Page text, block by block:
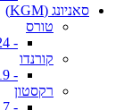
סאניונג (KGM)
טורס
- 2024+
קורנדו
- 2019+
רקסטון
- 2005-2017